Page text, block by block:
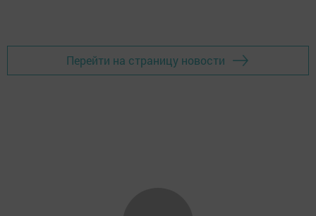
Перейти на страницу новости